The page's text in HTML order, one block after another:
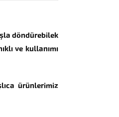
döndürebilek
ve kullanımı
ürünlerimiz